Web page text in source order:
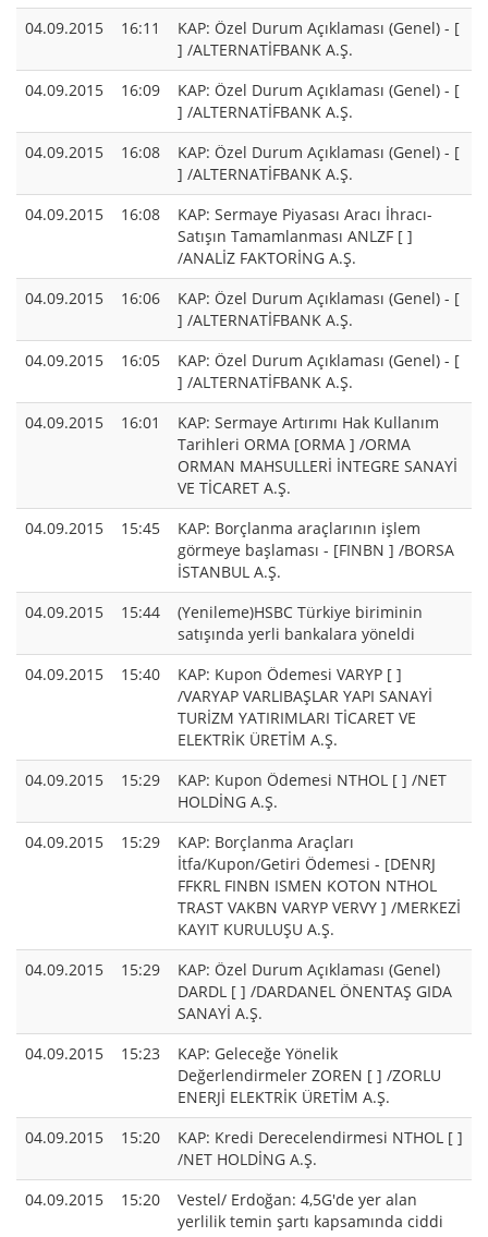
04.09.2015
16:11
KAP: Özel Durum Açıklaması (Genel) - [
] /ALTERNATİFBANK A.Ş.
04.09.2015
16:09
KAP: Özel Durum Açıklaması (Genel) - [
] /ALTERNATİFBANK A.Ş.
04.09.2015
16:08
KAP: Özel Durum Açıklaması (Genel) - [
] /ALTERNATİFBANK A.Ş.
04.09.2015
16:08
KAP: Sermaye Piyasası Aracı İhracı-
Satışın Tamamlanması ANLZF [ ]
/ANALİZ FAKTORİNG A.Ş.
04.09.2015
16:06
KAP: Özel Durum Açıklaması (Genel) - [
] /ALTERNATİFBANK A.Ş.
04.09.2015
16:05
KAP: Özel Durum Açıklaması (Genel) - [
] /ALTERNATİFBANK A.Ş.
04.09.2015
16:01
KAP: Sermaye Artırımı Hak Kullanım
Tarihleri ORMA [ORMA ] /ORMA
ORMAN MAHSULLERİ İNTEGRE SANAYİ
VE TİCARET A.Ş.
04.09.2015
15:45
KAP: Borçlanma araçlarının işlem
görmeye başlaması - [FINBN ] /BORSA
İSTANBUL A.Ş.
04.09.2015
15:44
(Yenileme)HSBC Türkiye biriminin
satışında yerli bankalara yöneldi
04.09.2015
15:40
KAP: Kupon Ödemesi VARYP [ ]
/VARYAP VARLIBAŞLAR YAPI SANAYİ
TURİZM YATIRIMLARI TİCARET VE
ELEKTRİK ÜRETİM A.Ş.
04.09.2015
15:29
KAP: Kupon Ödemesi NTHOL [ ] /NET
HOLDİNG A.Ş.
04.09.2015
15:29
KAP: Borçlanma Araçları
İtfa/Kupon/Getiri Ödemesi - [DENRJ
FFKRL FINBN ISMEN KOTON NTHOL
TRAST VAKBN VARYP VERVY ] /MERKEZİ
KAYIT KURULUŞU A.Ş.
04.09.2015
15:29
KAP: Özel Durum Açıklaması (Genel)
DARDL [ ] /DARDANEL ÖNENTAŞ GIDA
SANAYİ A.Ş.
04.09.2015
15:23
KAP: Geleceğe Yönelik
Değerlendirmeler ZOREN [ ] /ZORLU
ENERJİ ELEKTRİK ÜRETİM A.Ş.
04.09.2015
15:20
KAP: Kredi Derecelendirmesi NTHOL [ ]
/NET HOLDİNG A.Ş.
04.09.2015
15:20
Vestel/ Erdoğan: 4,5G'de yer alan
yerlilik temin şartı kapsamında ciddi